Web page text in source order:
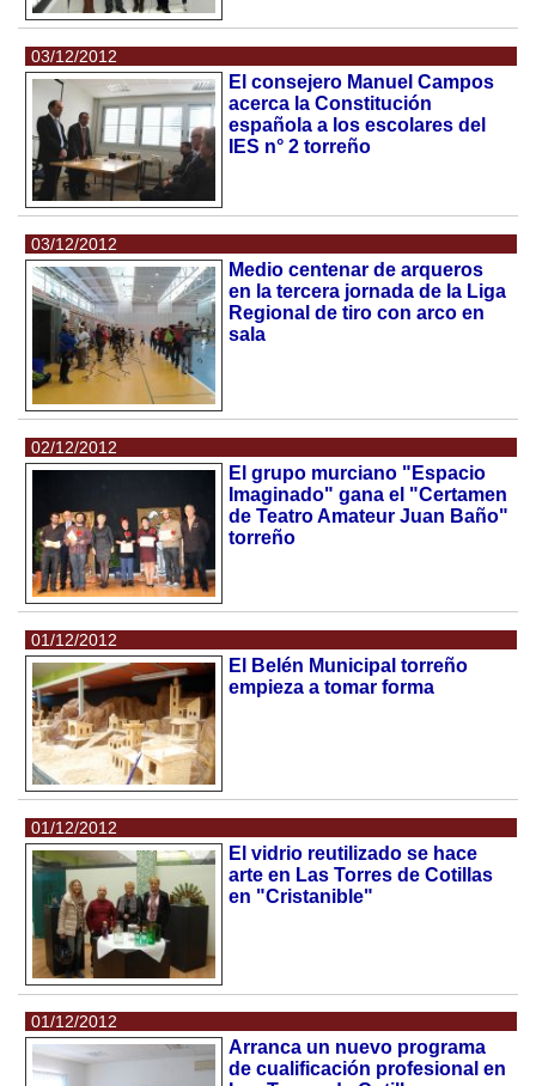
03/12/2012
El consejero Manuel Campos
acerca la Constitución
española a los escolares del
IES n° 2 torreño
03/12/2012
Medio centenar de arqueros
en la tercera jornada de la Liga
Regional de tiro con arco en
sala
02/12/2012
El grupo murciano "Espacio
Imaginado" gana el "Certamen
de Teatro Amateur Juan Baño"
torreño
01/12/2012
El Belén Municipal torreño
empieza a tomar forma
01/12/2012
El vidrio reutilizado se hace
arte en Las Torres de Cotillas
en "Cristanible"
01/12/2012
Arranca un nuevo programa
de cualificación profesional en